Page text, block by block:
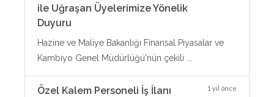
ile Uğraşan Üyelerimize Yönelik
Duyuru
Hazine ve Maliye Bakanlığı Finansal Piyasalar ve
Kambiyo Genel Müdürlüğü'nün çekili ...
Özel Kalem Personeli İş İlanı 1 yıl önce